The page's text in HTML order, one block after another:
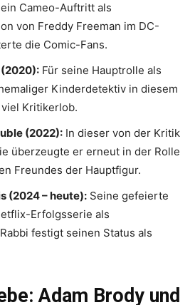
Cameo-Auftritt als
von Freddy Freeman im DC-
die Comic-Fans.
Für seine Hauptrolle als
Kinderdetektiv in diesem
Kritikerlob.
(2022): In dieser von der Kritik
überzeugte er erneut in der Rolle
Freundes der Hauptfigur.
(2024 – heute): Seine gefeierte
Erfolgsserie als
festigt seinen Status als
Adam Brody und